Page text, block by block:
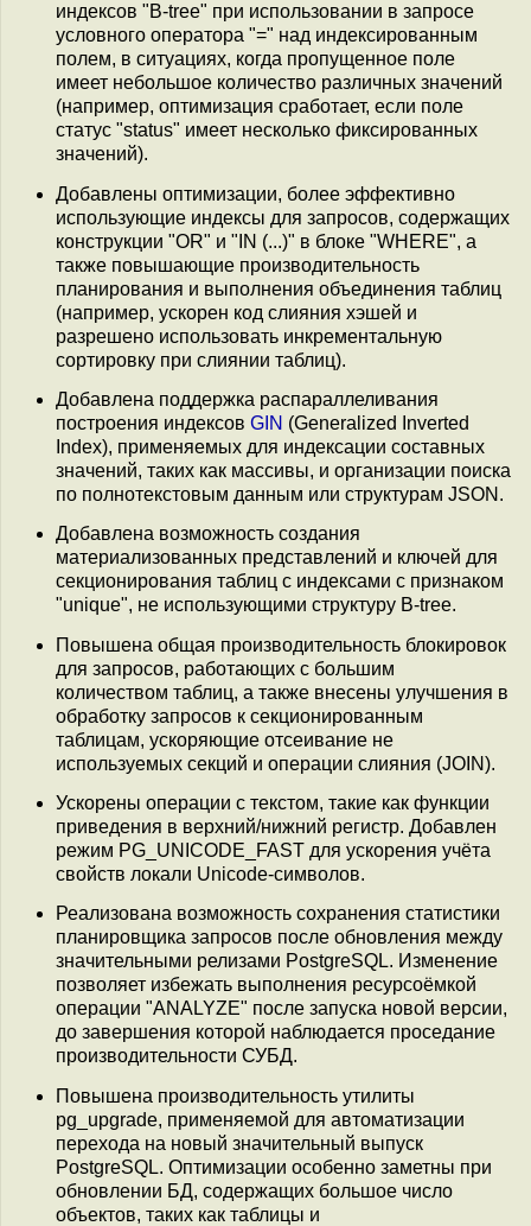
индексов "B-tree" при использовании в запросе
условного оператора "=" над индексированным
полем, в ситуациях, когда пропущенное поле
имеет небольшое количество различных значений
(например, оптимизация сработает, если поле
статус "status" имеет несколько фиксированных
значений).
Добавлены оптимизации, более эффективно
использующие индексы для запросов, содержащих
конструкции "OR" и "IN (...)" в блоке "WHERE", а
также повышающие производительность
планирования и выполнения объединения таблиц
(например, ускорен код слияния хэшей и
разрешено использовать инкрементальную
сортировку при слиянии таблиц).
Добавлена поддержка распараллеливания
построения индексов GIN (Generalized Inverted
Index), применяемых для индексации составных
значений, таких как массивы, и организации поиска
по полнотекстовым данным или структурам JSON.
Добавлена возможность создания
материализованных представлений и ключей для
секционирования таблиц с индексами с признаком
"unique", не использующими структуру B-tree.
Повышена общая производительность блокировок
для запросов, работающих с большим
количеством таблиц, а также внесены улучшения в
обработку запросов к секционированным
таблицам, ускоряющие отсеивание не
используемых секций и операции слияния (JOIN).
Ускорены операции с текстом, такие как функции
приведения в верхний/нижний регистр. Добавлен
режим PG_UNICODE_FAST для ускорения учёта
свойств локали Unicode-символов.
Реализована возможность сохранения статистики
планировщика запросов после обновления между
значительными релизами PostgreSQL. Изменение
позволяет избежать выполнения ресурсоёмкой
операции "ANALYZE" после запуска новой версии,
до завершения которой наблюдается проседание
производительности СУБД.
Повышена производительность утилиты
pg_upgrade, применяемой для автоматизации
перехода на новый значительный выпуск
PostgreSQL. Оптимизации особенно заметны при
обновлении БД, содержащих большое число
объектов, таких как таблицы и